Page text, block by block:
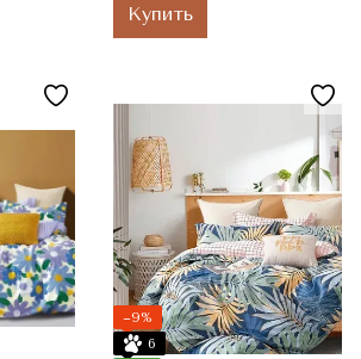
Купить
−9%
6